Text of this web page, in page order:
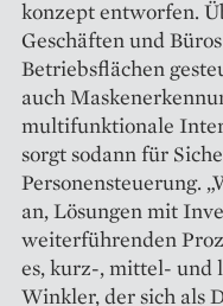
konzept entworfen.
Geschäften und
Betriebsflächen
auch
multifunktionale
sorgt sodann für
Personensteuerung.
an, Lösungen mit
weiterführenden
es, kurz-, mittel- und
Winkler, der sich als